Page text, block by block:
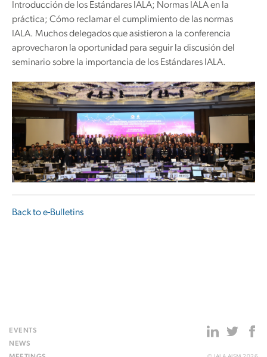
Introducción de los Estándares IALA; Normas IALA en la
práctica; Cómo reclamar el cumplimiento de las normas
IALA. Muchos delegados que asistieron a la conferencia
aprovecharon la oportunidad para seguir la discusión del
seminario sobre la importancia de los Estándares IALA.
Back to e-Bulletins
EVENTS
NEWS